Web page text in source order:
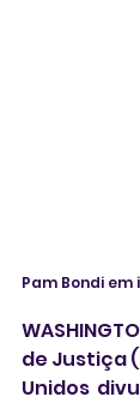
Pam Bondi
de Justiça
Unidos